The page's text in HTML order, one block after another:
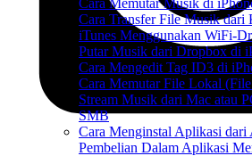
Cara Memutar Musik di
Cara Transfer File Musik dari
iTunes Menggunakan WiFi-
Putar Musik dari Dropbox di
Cara Mengedit Tag ID3 di
Cara Memutar File Lokal
Stream Musik dari Mac atau
SMB
Cara Menginstal Aplikasi
Pembelian Dalam Aplikasi